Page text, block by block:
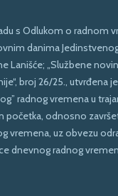
s Odlukom o radnom
danima
Lanišće; „Službene
broj 26/25., utvrđena
radnog vremena u
početka, odnosno
vremena, uz obvezu
dnevnog radnog